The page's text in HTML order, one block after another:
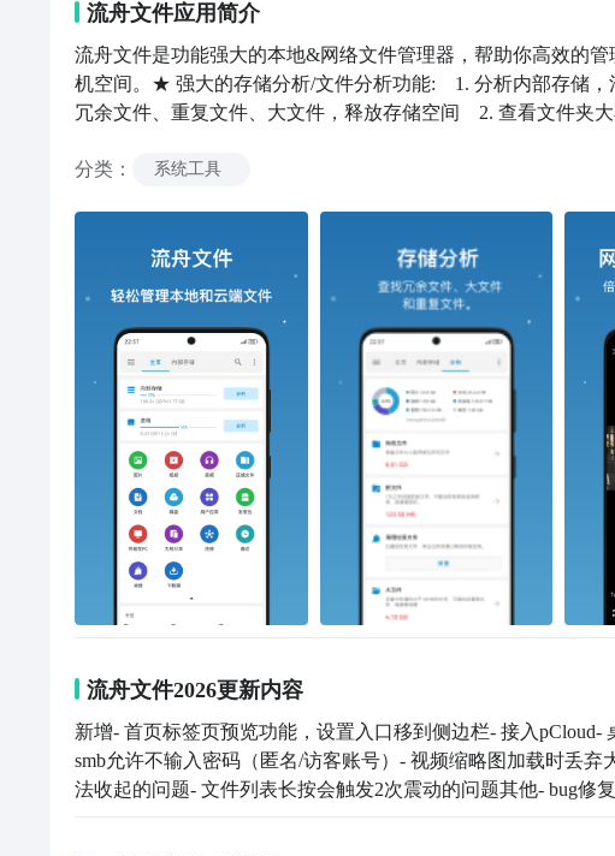
流舟文件应用简介
流舟文件是功能强大的本地&网络文件管理器，帮助你高效的
机空间。★ 强大的存储分析/文件分析功能:    1. 分析内部存储
冗余文件、重复文件、大文件，释放存储空间    2. 查看文件
行文件管理★ 查看隐藏文件:    查看被系统隐藏的文件，更全面
息，Activity、权限、签名和Manifest文件等★ 从访问:    您可
HTTP服务管理本地Android设备上的文件，告别数据线就是现在
分类 ： 系统工具
流舟文件2026更新内容
新增- 首页标签页预览功能，设置入口移到侧边栏- 接入
smb允许不输入密码（匿名/访客账号）- 视频缩略图加载时丢
法收起的问题- 文件列表长按会触发2次震动的问题其他- bug修